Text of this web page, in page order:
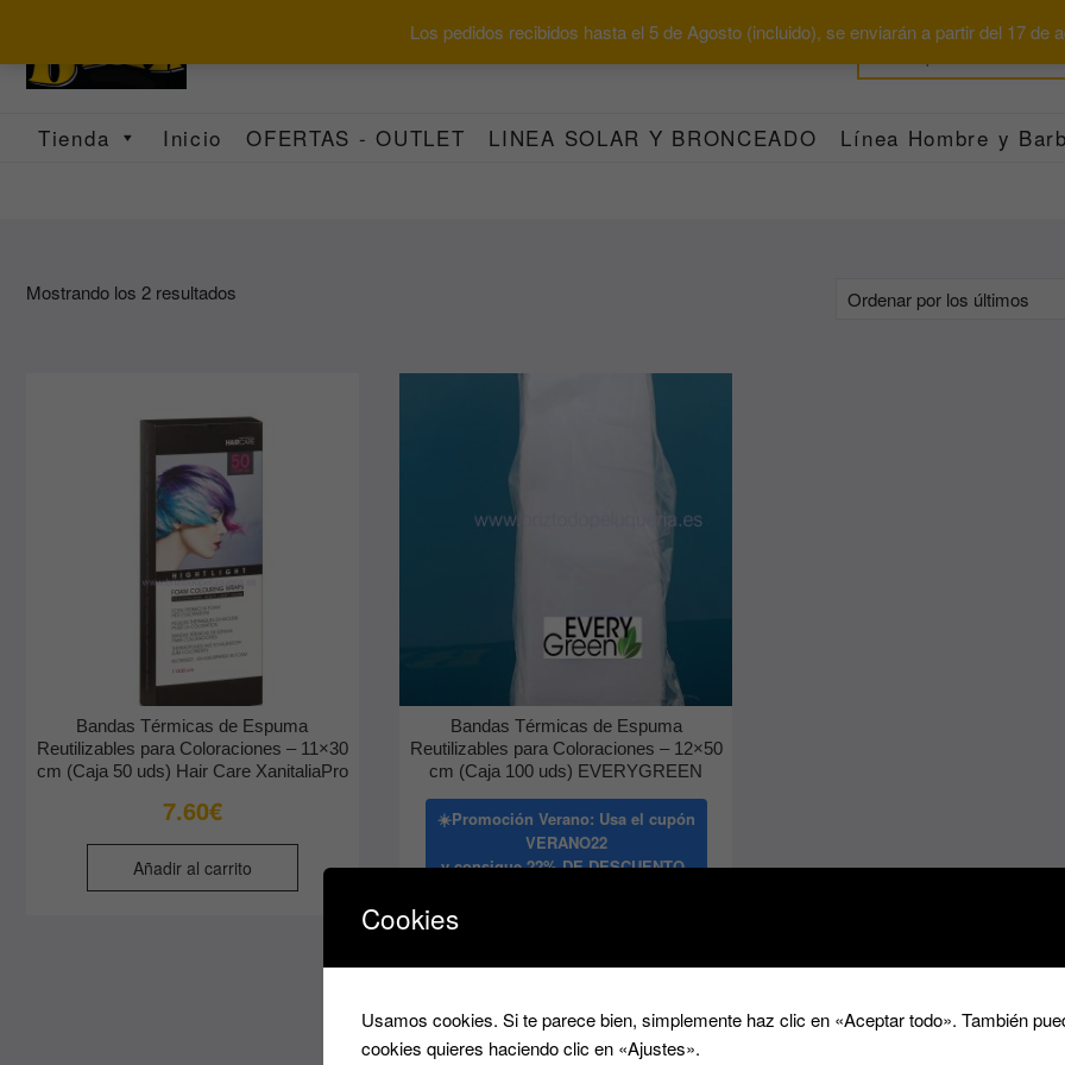
Los pedidos recibidos hasta el 5 de Agosto (incluido), se enviarán a partir del 17 de
contenido
Tienda Inicio OFERTAS - OUTLET LINEA SOLAR Y BRONCEADO Línea Hombre y
Mostrando los 2 resultados
Bandas Térmicas de Espuma
Reutilizables para Coloraciones – 11×30
cm (Caja 50 uds) Hair Care XanitaliaPro
7.60€
Añadir al carrito
Bandas Térmicas de Espuma
Reutilizables para Coloraciones – 12×50
cm (Caja 100 uds) EVERYGREEN
☀️Promoción Verano: Usa el cupón
VERANO22
y consigue22% DE DESCUENTO
Añadir al carrito
Cookies
Usamos cookies. Si te parece bien, simplemente haz clic en «Aceptar todo». También
cookies quieres haciendo clic en «Ajustes».